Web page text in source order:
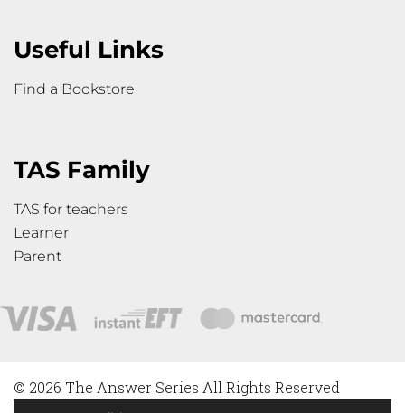
Useful Links
Find a Bookstore
TAS Family
TAS for teachers
Learner
Parent
© 2026 The Answer Series All Rights Reserved